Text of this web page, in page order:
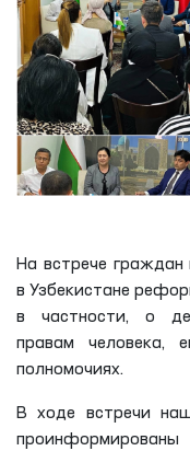
На встрече
в Узбекистане
в частности, о
правам человека,
полномочиях.
В ходе встречи